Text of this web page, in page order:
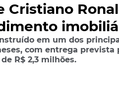
Cristiano
em um dos
com entrega prevista
R$ 2,3 milhões.